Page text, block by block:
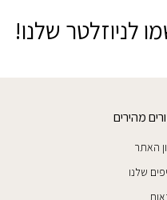
לניוזלטר שלנו!
מהירים
האתר
שלנו